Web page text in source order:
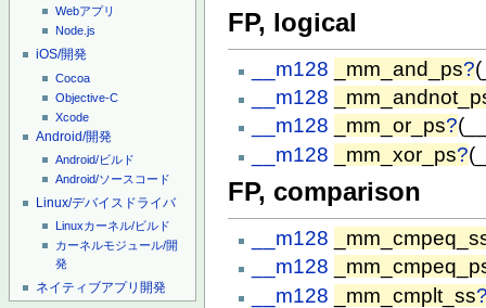
Webアプリ
Node.js
iOS/開発
Cocoa
Objective-C
Xcode
Android/開発
Android/ビルド
Android/ソースコード
Linux/デバイスドライバ
Linuxカーネル/ビルド
カーネルモジュール/開
発
ネイティブアプリ開発
FP, logical
__m128 _mm_and_ps?
__m128
__m128
_mm_or_ps?
__m128
_mm_xor_ps?
FP, comparison
__m128
__m128
__m128
_mm_cmplt_ss